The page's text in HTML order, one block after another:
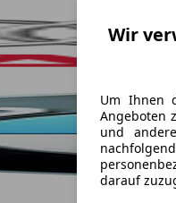
Wir
Um Ihnen
Angeboten
und
darauf